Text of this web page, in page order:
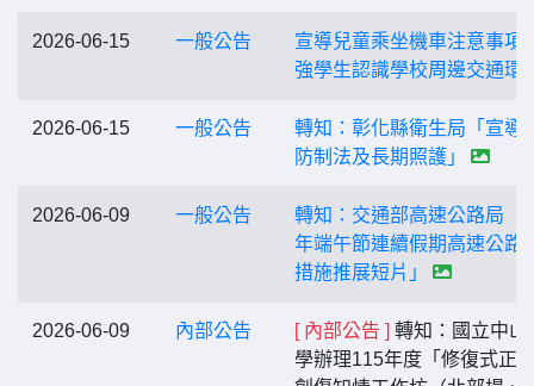
2026-06-15 一般公告
宣導兒童乘坐機車注意事項
強學生認識學校周邊交通環
2026-06-15 一般公告
轉知：彰化縣衛生局「宣導
防制法及長期照護」
2026-06-09 一般公告
轉知：交通部高速公路局「
年端午節連續假期高速公路
措施推展短片」
2026-06-09 內部公告 [ 內部公告 ] 轉知：國立中山
學辦理115年度「修復式正